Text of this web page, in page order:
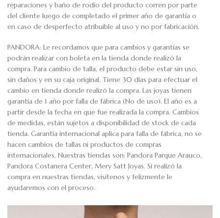
reparaciones y baño de rodio del producto corren por parte
del cliente luego de completado el primer año de garantía o
en caso de desperfecto atribuible al uso y no por fabricación.
PANDORA: Le recordamos que para cambios y garantías se
podrán realizar con boleta en la tienda donde realizó la
compra. Para cambio de talla, el producto debe estar sin uso,
sin daños y en su caja original. Tiene 30 días para efectuar el
cambio en tienda donde realizó la compra. Las joyas tienen
garantía de 1 año por falla de fábrica (No de uso). El año es a
partir desde la fecha en que fue realizada la compra. Cambios
de medidas, están sujetos a disponibilidad de stock de cada
tienda. Garantía internacional aplica para falla de fábrica, no se
hacen cambios de tallas ni productos de compras
internacionales. Nuestras tiendas son: Pandora Parque Arauco,
Pandora Costanera Center, Mery Satt Joyas. Si realizó la
compra en nuestras tiendas, visítenos y felizmente le
ayudaremos con el proceso.